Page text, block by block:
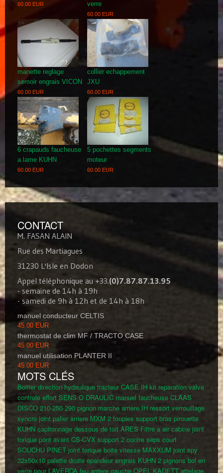
60.00 EUR
verre
60.00 EUR
manette reglage
semoir engrais VICON
60.00 EUR
collier echappement
JXU
60.00 EUR
6 crapauds faucheuse
a lame KUHN
60.00 EUR
5 pochettes segments
moteur
60.00 EUR
CONTACT
M. FASAN ALAIN
Rue des Martiagues
31230 L'Isle en Dodon
Appel téléphonique au +33.(0)7.87.87.13.95
- semaine de 14h à 19h
- samedi de 9h à 12h et de 14h à 18h
manuel conducteur CELTIS
45.00 EUR
thermostat de clim MF / TRACTO CASE
45.00 EUR
manuel utilisation PLANTER II
45.00 EUR
MOTS CLÉS
Boitier direction hydaulique tracteur CASE IH kit reparation valve
controle effort SENS O DRAULIC manuel faucheuse CLAAS
DISCO 210-250-290 pignon marche arriere IH ressort verrouillage
syncro joint palier arriere MXM 2 toupies support bras pirouette
KUHN capitonnage dessous de toit ARES Filtre a air cabine joint
torique pont avant CS-CVX support 2 contre seps court
SOUCHU PINET joint torique boite vitesse MAXXUM joint spy
32x50x10 palette droite epandeur engrais KUHN 2 pignons bol en
verre pour LAVERDA feu arriere gauche OPEL KADETT attelage